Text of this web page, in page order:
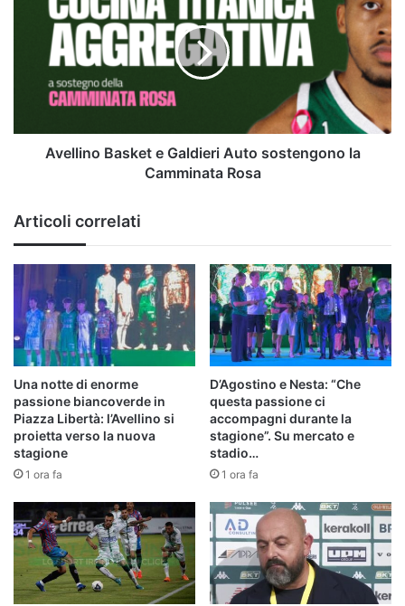
Galdieri
Camminata
Rosa
Avellino Basket e Galdieri Auto sostengono la
Camminata Rosa
Articoli correlati
Una notte di enorme
passione biancoverde in
Piazza Libertà: l’Avellino si
proietta verso la nuova
stagione
1 ora fa
D’Agostino e Nesta: “Che
questa passione ci
accompagni durante la
stagione”. Su mercato e
stadio…
1 ora fa